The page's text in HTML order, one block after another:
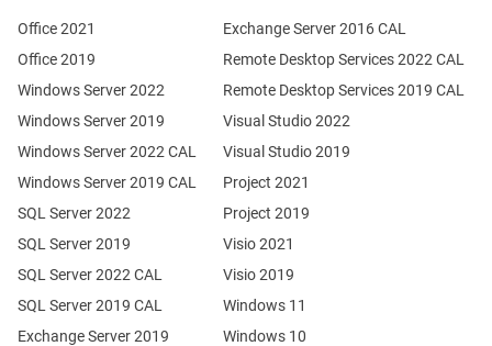
Office 2021
Office 2019
Windows Server 2022
Windows Server 2019
Exchange Server 2019
SQL Server 2022
SQL Server 2019
Windows Server 2022 CAL
Windows Server 2019 CAL
SQL Server 2022 CAL
SQL Server 2019 CAL
Remote Desktop Services 2022 CAL
Remote Desktop Services 2019 CAL
Exchange Server 2016 CAL
Visual Studio 2022
Visual Studio 2019
Project 2021
Project 2019
Visio 2021
Visio 2019
Windows 11
Windows 10